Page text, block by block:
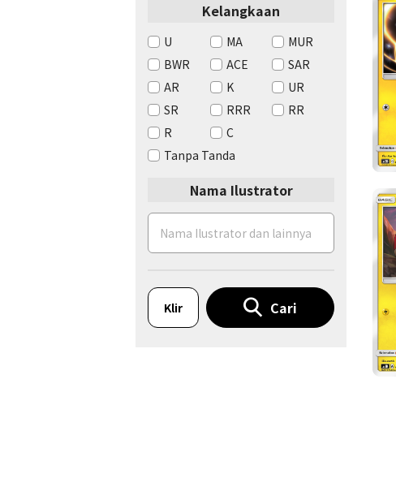
Kelangkaan
U MA
MUR
BWR
ACE
SAR
AR
K
UR
SR
RRR
RR
R
C
Tanpa Tanda
Nama Ilustrator
Klir Cari